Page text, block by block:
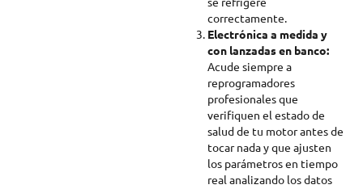
correctamente.
Electrónica a medida y
con lanzadas en banco:
Acude siempre a
reprogramadores
profesionales que
verifiquen el estado de
salud de tu motor antes de
tocar nada y que ajusten
los parámetros en tiempo
real analizando los datos